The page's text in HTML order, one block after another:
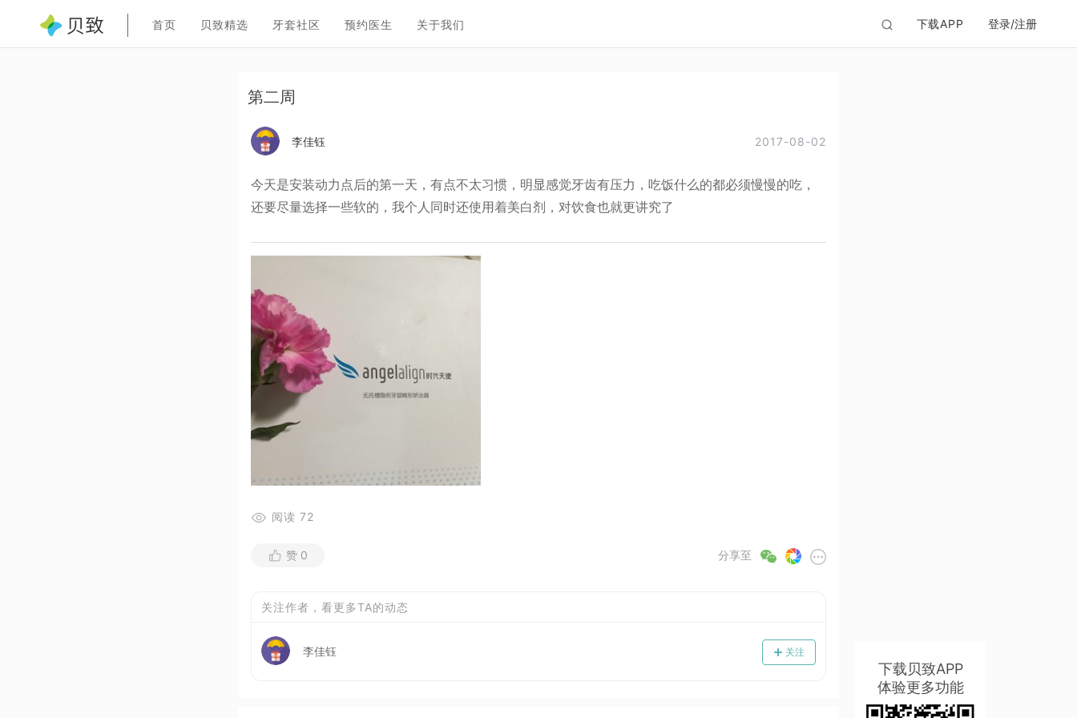
首页 贝致精选 牙套社区 预约医生 关于我们 下载APP 登录/注册
第二周
李佳钰 2017-08-02
今天是安装动力点后的第一天，有点不太习惯，明显感觉牙齿有压力，吃饭什么的都必须慢慢的吃，
还要尽量选择一些软的，我个人同时还使用着美白剂，对饮食也就更讲究了
阅读 72
分享至
赞 0
关注作者，看更多TA的动态
关注
李佳钰
下载贝致APP
体验更多功能